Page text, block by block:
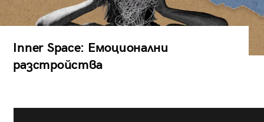
Inner Space: Емоционални
разстройства